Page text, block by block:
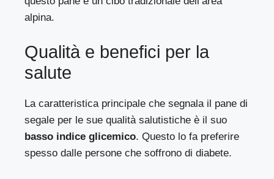
alpina.
Qualità e benefici per la
salute
La caratteristica principale che segnala il pane di
segale per le sue qualità salutistiche è il suo
basso indice glicemico. Questo lo fa preferire
spesso dalle persone che soffrono di diabete.